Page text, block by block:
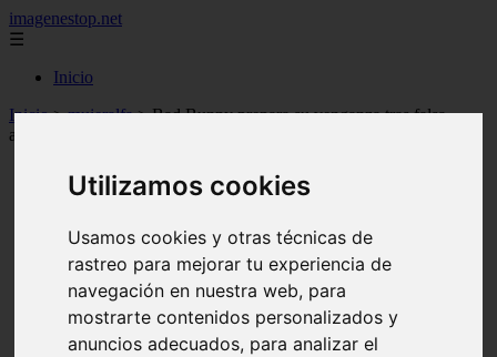
Utilizamos cookies
Usamos cookies y otras técnicas de
rastreo para mejorar tu experiencia de
navegación en nuestra web, para
mostrarte contenidos personalizados y
anuncios adecuados, para analizar el
imagenestop.net
☰
Inicio
Inicio > mujeralfa >Bad Bunny prepara su venganza tras falsa
acusación contra su tema "Enséñame a bailar"